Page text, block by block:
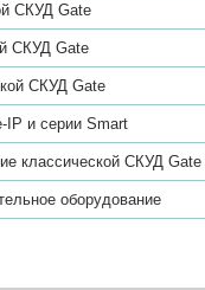
СКУД Gate
СКУД Gate
СКУД Gate
IP и серии Smart
классической СКУД Gate
оборудование